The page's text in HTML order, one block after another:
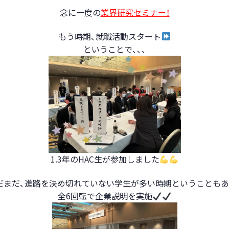
念に一度の業界研究セミナー！
もう時期、就職活動スタート
ということで、、、
1.3年のHAC生が参加しました
まだ、進路を決め切れていない学生が多い時期ということもあ
全6回転で企業説明を実施